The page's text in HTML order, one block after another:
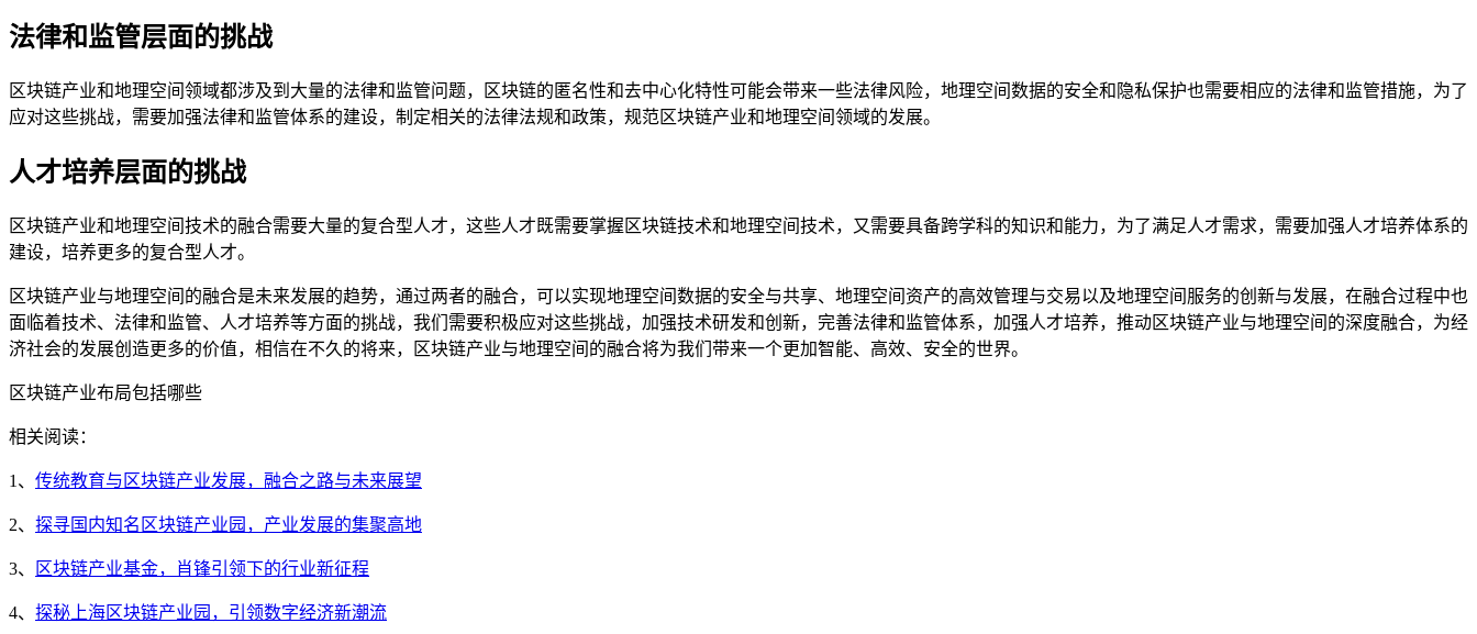
法律和监管层面的挑战
区块链产业和地理空间领域都涉及到大量的法律和监管问题，区块链的匿名性和去中心化特性可能会带来一些法律风险，地理空间数据的安全和隐私保护也需要相应的法律和监管措施，为了
应对这些挑战，需要加强法律和监管体系的建设，制定相关的法律法规和政策，规范区块链产业和地理空间领域的发展。
人才培养层面的挑战
区块链产业和地理空间技术的融合需要大量的复合型人才，这些人才既需要掌握区块链技术和地理空间技术，又需要具备跨学科的知识和能力，为了满足人才需求，需要加强人才培养体系的
建设，培养更多的复合型人才。
区块链产业与地理空间的融合是未来发展的趋势，通过两者的融合，可以实现地理空间数据的安全与共享、地理空间资产的高效管理与交易以及地理空间服务的创新与发展，在融合过程中也
面临着技术、法律和监管、人才培养等方面的挑战，我们需要积极应对这些挑战，加强技术研发和创新，完善法律和监管体系，加强人才培养，推动区块链产业与地理空间的深度融合，为经
济社会的发展创造更多的价值，相信在不久的将来，区块链产业与地理空间的融合将为我们带来一个更加智能、高效、安全的世界。
区块链产业布局包括哪些
相关阅读：
1、 传统教育与区块链产业发展，融合之路与未来展望
2、 探寻国内知名区块链产业园，产业发展的集聚高地
3、 区块链产业基金，肖锋引领下的行业新征程
4、 探秘上海区块链产业园，引领数字经济新潮流